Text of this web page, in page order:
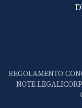
REGOLAMENTO
NOTE LEGALI